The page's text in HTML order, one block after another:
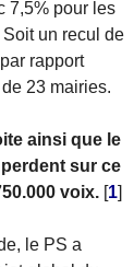
7,5% pour les
un recul de
rapport
23 mairies.
ainsi que le
perdent sur ce
voix. [1]
le PS a